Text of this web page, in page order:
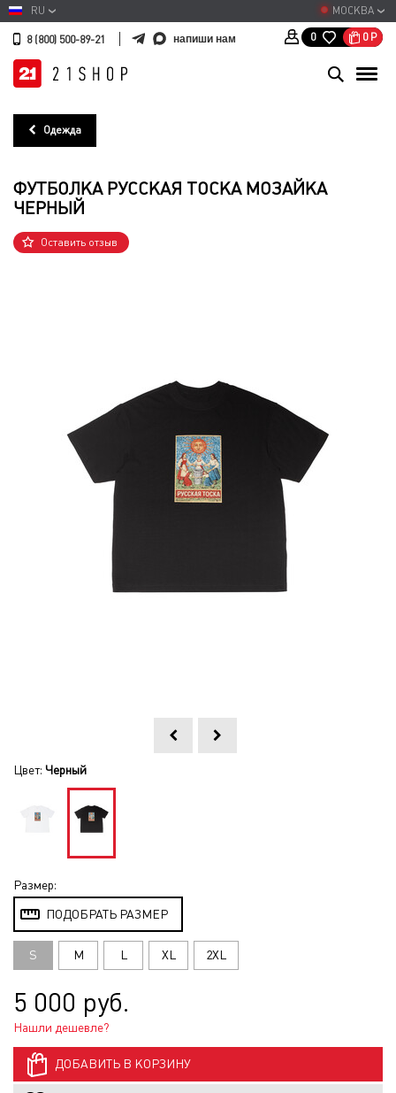
МОСКВА
RU
8 (800) 500-89-21 напиши нам 0 0 Р
Одежда
ФУТБОЛКА РУССКАЯ ТОСКА МОЗАЙКА
ЧЕРНЫЙ
Оставить отзыв
Цвет: Черный
Размер:
ПОДОБРАТЬ РАЗМЕР
S M L XL 2XL
5 000 руб.
Нашли дешевле?
ДОБАВИТЬ В КОРЗИНУ